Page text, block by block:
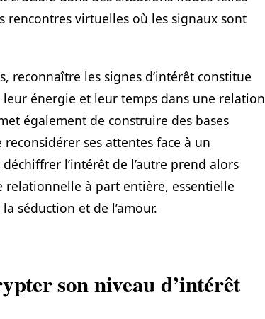
rencontres virtuelles où les signaux sont
reconnaître les signes d’intérêt constitue
énergie et leur temps dans une relation
également de construire des bases
ses attentes face à un
l’intérêt de l’autre prend alors
relationnelle à part entière, essentielle
séduction et de l’amour.
son niveau d’intérêt